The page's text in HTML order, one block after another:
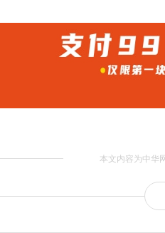
本文内容为中华